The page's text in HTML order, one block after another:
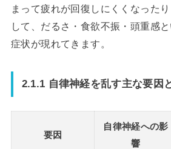
まって疲れが回復しにくくなった
して、だるさ・食欲不振・頭重感
症状が現れてきます。
2.1.1 自律神経を乱す主な要因
要因
自律神経への影
響